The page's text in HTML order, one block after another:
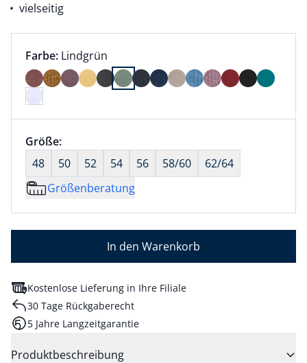
vielseitig
Farbauswahl:
Farbe: aktuell ausgewählt:
Lindgrün
Farbe Lindgrün ausgewählt
Größenauswahl:
Größe:nichts ausgewählt
48
50 52 54 56 58/60
62/64
Größenberatung
In den Warenkorb
Kostenlose Lieferung in Ihre Filiale
30 Tage Rückgaberecht
5 Jahre Langzeitgarantie
Produktbeschreibung